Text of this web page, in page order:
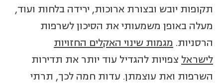
תקופות יובש ובצורת ארוכות, ירידה בלחות ועוד,
מעלה באופן משמעותי את הסיכון לשרפות
הרסניות. מגמות שינוי האקלים החזויות
לישראל צפויות להגדיל עוד יותר את תדירות
השרפות ואת עוצמתן. עדות חמה לכך, תרתי